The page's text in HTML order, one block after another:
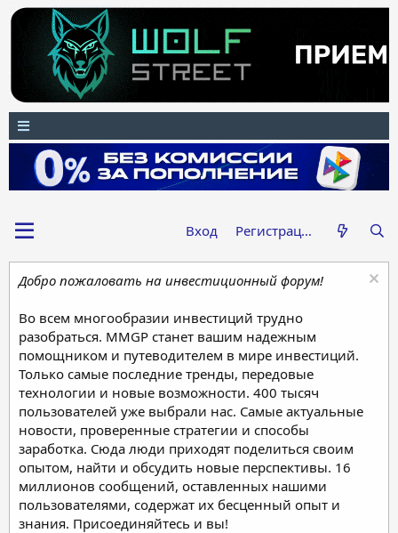
Вход Регистрация
Добро пожаловать на инвестиционный форум!
Во всем многообразии инвестиций трудно
разобраться. MMGP станет вашим надежным
помощником и путеводителем в мире инвестиций.
Только самые последние тренды, передовые
технологии и новые возможности. 400 тысяч
пользователей уже выбрали нас. Самые актуальные
новости, проверенные стратегии и способы
заработка. Сюда люди приходят поделиться своим
опытом, найти и обсудить новые перспективы. 16
миллионов сообщений, оставленных нашими
пользователями, содержат их бесценный опыт и
знания. Присоединяйтесь и вы!